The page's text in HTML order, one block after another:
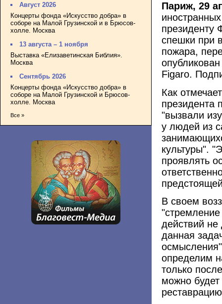
Август 2026
Концерты фонда «Искусство добра» в
соборе на Малой Грузинской и в Брюсов-
холле. Москва
13 августа – 1 ноября
Выставка «Елизаветинская Библия».
Москва
Сентябрь 2026
Концерты фонда «Искусство добра» в
соборе на Малой Грузинской и Брюсов-
холле. Москва
Все »
Париж, 29
президенту
спешки при
пожара,
Figaro.
Как
президента
"вызвали
у людей из
культуры".
проявлять
В своем
действий не
данная
определим
только
можно будет